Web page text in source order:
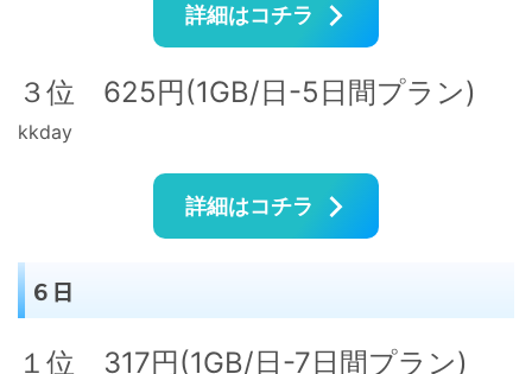
詳細はコチラ
３位 625円(1GB/日-5日間プラン)
kkday
詳細はコチラ
６日
１位 317円(1GB/日-7日間プラン)